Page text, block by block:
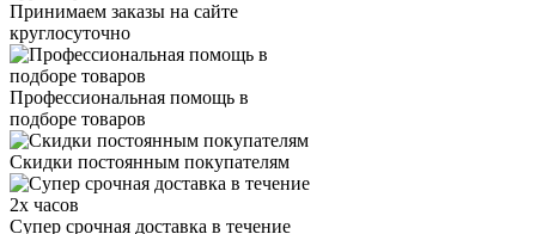
Принимаем заказы на сайте
круглосуточно
Профессиональная помощь в
подборе товаров
Скидки постоянным покупателям
Супер срочная доставка в течение